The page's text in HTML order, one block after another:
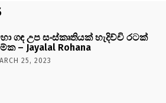
ගඳ උප සංස්කෘතියක් හැදිච්චි රටක්
– Jayalal Rohana
25, 2023